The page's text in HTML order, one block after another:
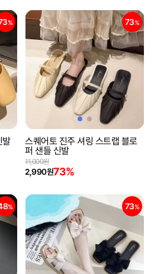
%
발
73%
스퀘어토 진주 셔링 스트랩 블로
퍼 샌들 신발
2,990원73%
11,000원
% 73%